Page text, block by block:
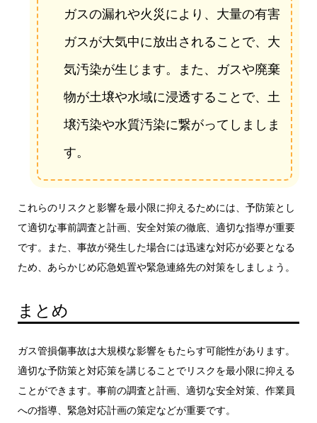
ガスの漏れや火災により、大量の有害
ガスが大気中に放出されることで、大
気汚染が生じます。また、ガスや廃棄
物が土壌や水域に浸透することで、土
壌汚染や水質汚染に繋がってしましま
す。
これらのリスクと影響を最小限に抑えるためには、予防策とし
て適切な事前調査と計画、安全対策の徹底、適切な指導が重要
です。また、事故が発生した場合には迅速な対応が必要となる
ため、あらかじめ応急処置や緊急連絡先の対策をしましょう。
まとめ
ガス管損傷事故は大規模な影響をもたらす可能性があります。
適切な予防策と対応策を講じることでリスクを最小限に抑える
ことができます。事前の調査と計画、適切な安全対策、作業員
への指導、緊急対応計画の策定などが重要です。